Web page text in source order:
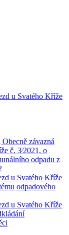
u Svatého Kříže
závazná
č. 3⁄2021, o
odpadu z
u Svatého Kříže
odpadového
u Svatého Kříže